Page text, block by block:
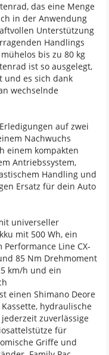
das eine Menge
in der Anwendung
Unterstützung
Handlings
bis zu 80 kg
ist so ausgelegt,
und es sich dank
wechselnde
auf zwei
Nachwuchs
einem kompakten
Antriebssystem,
Handling und
Ersatz für dein Auto
universeller
mit 500 Wh, ein
Line CX-
85 Nm Drehmoment
km/h und ein
einen Shimano Deore
hydraulische
zuverlässige
für
Griffe und